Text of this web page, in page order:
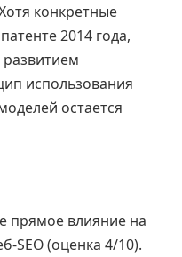
конкретные
2014 года,
использования
остается
прямое влияние на
SEO (оценка 4/10).